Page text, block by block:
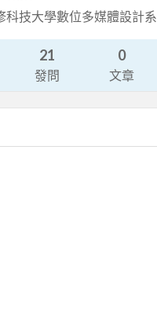
科技大學數位多媒體設計系
21
發問
0
文章